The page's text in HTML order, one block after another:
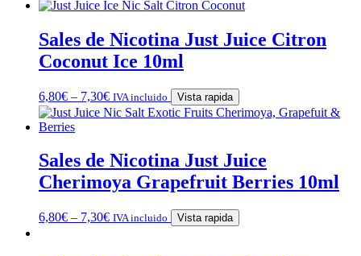
Sales de Nicotina Just Juice Citron
Coconut Ice 10ml
6,80€ – 7,30€ IVA incluido Vista rapida
Sales de Nicotina Just Juice
Cherimoya Grapefruit Berries 10ml
6,80€ – 7,30€ IVA incluido Vista rapida